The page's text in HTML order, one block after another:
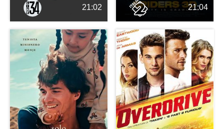
21:02 21:04